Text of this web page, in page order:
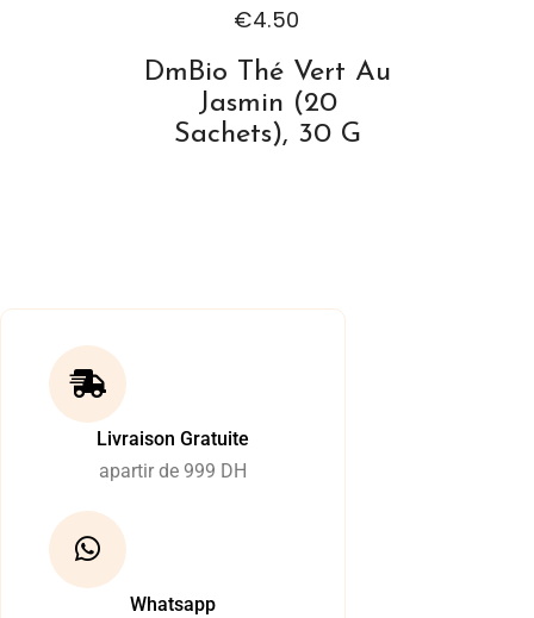
€4.50
DmBio Thé Vert Au
Jasmin (20
Sachets), 30 G
Livraison Gratuite
apartir de 999 DH
Whatsapp